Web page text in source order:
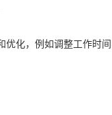
化，例如调整工作时